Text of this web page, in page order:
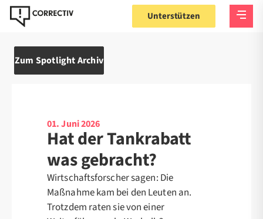
Unterstützen
Zum Spotlight Archiv
01. Juni 2026
Hat der Tankrabatt
was gebracht?
Wirtschaftsforscher sagen: Die
Maßnahme kam bei den Leuten an.
Trotzdem raten sie von einer